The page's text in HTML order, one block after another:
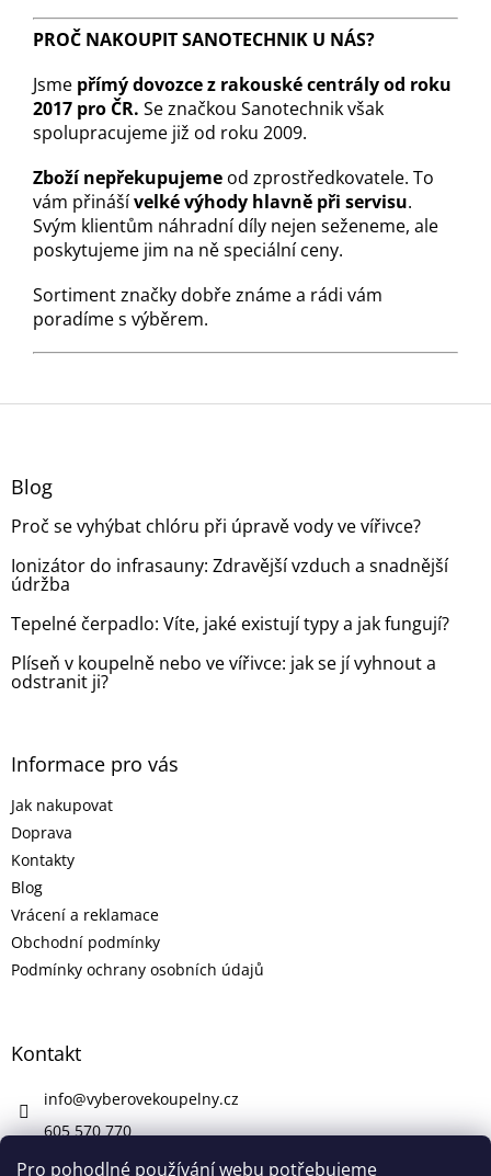
Pro pohodlné používání webu potřebujeme
PROČ NAKOUPIT SANOTECHNIK U NÁS?
Jsme přímý dovozce z rakouské centrály od roku
2017 pro ČR. Se značkou Sanotechnik však
spolupracujeme již od roku 2009.
Zboží nepřekupujeme od zprostředkovatele. To
vám přinášívelké výhody hlavně při servisu.
Svým klientům náhradní díly nejen seženeme, ale
poskytujeme jim na ně speciální ceny.
Sortiment značky dobře známe a rádi vám
poradíme s výběrem.
Z
Blog
Proč se vyhýbat chlóru při úpravě vody ve vířivce?
Ionizátor do infrasauny: Zdravější vzduch a snadnější
údržba
Tepelné čerpadlo: Víte, jaké existují typy a jak fungují?
Plíseň v koupelně nebo ve vířivce: jak se jí vyhnout a
odstranit ji?
Informace pro vás
Jak nakupovat
Doprava
Kontakty
Blog
Vrácení a reklamace
Obchodní podmínky
Podmínky ochrany osobních údajů
Kontakt
info@vyberovekoupelny.cz
605 570 770
https://www.facebook.com/vyberovekoupelny/